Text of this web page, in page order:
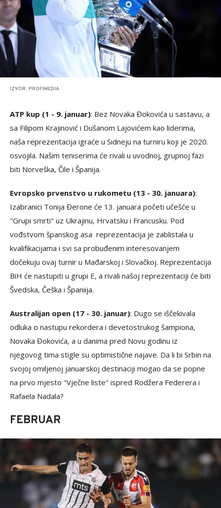
IZVOR: PROFIMEDIA
ATP kup (1 - 9. januar): Bez Novaka Đokovića u sastavu, a
sa Filipom Krajinović i Dušanom Lajovićem kao liderima,
naša reprezentacija igraće u Sidneju na turniru koji je 2020.
osvojila. Našim teniserima će rivali u uvodnoj, grupnoj fazi
biti Norveška, Čile i Španija.
Evropsko prvenstvo u rukometu (13 - 30. januara):
Izabranici Tonija Đerone će 13. januara početi učešće u
"Grupi smrti" uz Ukrajinu, Hrvatsku i Francusku. Pod
vođstvom španskog asa reprezentacija je zablistala u
kvalifikacijama i svi sa probuđenim interesovanjem
dočekuju ovaj turnir u Mađarskoj i Slovačkoj. Reprezentacija
BiH će nastupiti u grupi E, a rivali našoj reprezentaciji će biti
Švedska, Češka i Španiija.
Australijan open (17 - 30. januar): Dugo se iščekivala
odluka o nastupu rekordera i devetostrukog šampiona,
Novaka Đokovića, a u danima pred Novu godinu iz
njegovog tima stigle su optimistične najave. Da li bi Srbin na
svojoj omiljenoj januarskoj destinaciji mogao da se popne
na prvo mjesto "Vječne liste" ispred Rodžera Federera i
Rafaela Nadala?
FEBRUAR